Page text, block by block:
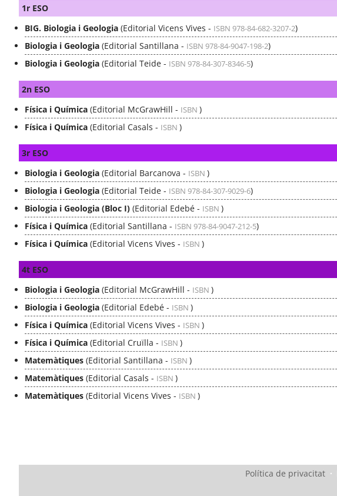
1r ESO
BIG. Biologia i Geologia (Editorial Vicens Vives - ISBN 978-84-682-3207-2)
Biologia i Geologia (Editorial Santillana - ISBN 978-84-9047-198-2)
Biologia i Geologia (Editorial Teide - ISBN 978-84-307-8346-5)
2n ESO
Física i Química (Editorial McGrawHill - ISBN )
Física i Química (Editorial Casals - ISBN )
3r ESO
Biologia i Geologia (Editorial Barcanova - ISBN )
Biologia i Geologia (Editorial Teide - ISBN 978-84-307-9029-6)
Biologia i Geologia (Bloc I) (Editorial Edebé - ISBN )
Física i Química (Editorial Santillana - ISBN 978-84-9047-212-5)
Física i Química (Editorial Vicens Vives - ISBN )
4t ESO
Biologia i Geologia (Editorial McGrawHill - ISBN )
Biologia i Geologia (Editorial Edebé - ISBN )
Física i Química (Editorial Vicens Vives - ISBN )
Física i Química (Editorial Cruïlla - ISBN )
Matemàtiques (Editorial Santillana - ISBN )
Matemàtiques (Editorial Casals - ISBN )
Matemàtiques (Editorial Vicens Vives - ISBN )
Política de privacitat ·